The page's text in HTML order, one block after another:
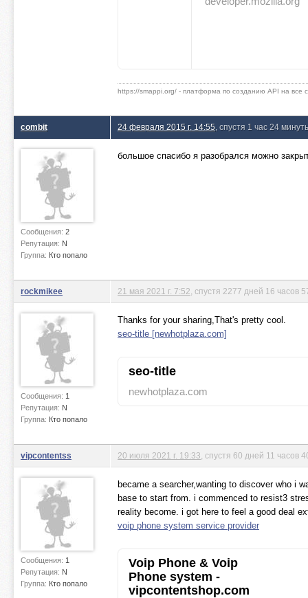
https://smappi.org/ - платформа по созданию API на все
combit
Сообщения: 2
Репутация: N
Группа: Кто попало
24 февраля 2015 г. 14:55 , спустя 1 час 24
большое спасибо я разобрался можно
rockmikee
Сообщения: 1
Репутация: N
Группа: Кто попало
21 мая 2021 г. 7:52 , спустя 2277 дней 16 часов
Thanks for your sharing,That's pretty cool.
seo-title [newhotplaza.com]
seo-title
newhotplaza.com
vipcontentss
Сообщения: 1
Репутация: N
Группа: Кто попало
20 июля 2021 г. 19:33 , спустя 60 дней 11 часов
became a searcher,wanting to discover who i
base to start from. i commenced to resist3
reality become. i got here to feel a good deal
voip phone system service provider
Voip Phone & Voip
Phone system -
vipcontentshop.com